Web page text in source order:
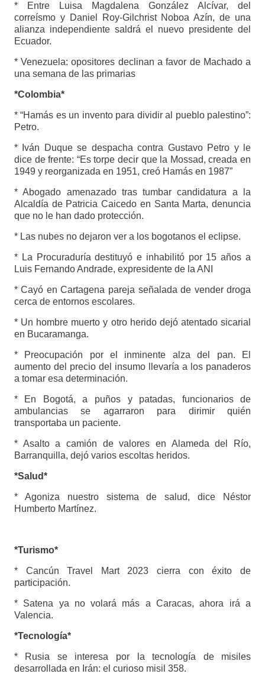
* Entre Luisa Magdalena González Alcívar, del
correísmo y Daniel Roy-Gilchrist Noboa Azín, de una
alianza independiente saldrá el nuevo presidente del
Ecuador.
* Venezuela: opositores declinan a favor de Machado a
una semana de las primarias
*Colombia*
* “Hamás es un invento para dividir al pueblo palestino”:
Petro.
* Iván Duque se despacha contra Gustavo Petro y le
dice de frente: “Es torpe decir que la Mossad, creada en
1949 y reorganizada en 1951, creó Hamás en 1987”
* Abogado amenazado tras tumbar candidatura a la
Alcaldía de Patricia Caicedo en Santa Marta, denuncia
que no le han dado protección.
* Las nubes no dejaron ver a los bogotanos el eclipse.
* La Procuraduría destituyó e inhabilitó por 15 años a
Luis Fernando Andrade, expresidente de la ANI
* Cayó en Cartagena pareja señalada de vender droga
cerca de entornos escolares.
* Un hombre muerto y otro herido dejó atentado sicarial
en Bucaramanga.
* Preocupación por el inminente alza del pan. El
aumento del precio del insumo llevaría a los panaderos
a tomar esa determinación.
* En Bogotá, a puños y patadas, funcionarios de
ambulancias se agarraron para dirimir quién
transportaba un paciente.
* Asalto a camión de valores en Alameda del Río,
Barranquilla, dejó varios escoltas heridos.
*Salud*
* Agoniza nuestro sistema de salud, dice Néstor
Humberto Martínez.
*Turismo*
* Cancún Travel Mart 2023 cierra con éxito de
participación.
* Satena ya no volará más a Caracas, ahora irá a
Valencia.
*Tecnología*
* Rusia se interesa por la tecnología de misiles
desarrollada en Irán: el curioso misil 358.